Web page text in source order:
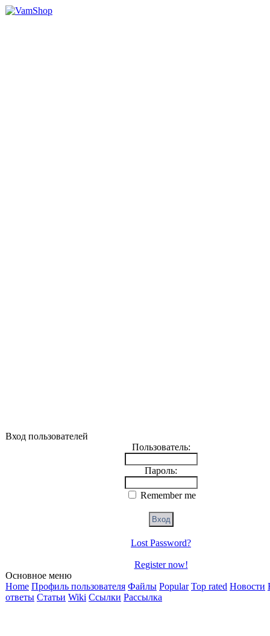
Вход пользователей
Пользователь:
Пароль:
Remember me
Lost Password?
Register now!
Основное меню
Home Профиль пользователя Файлы Popular Top rated Новости
ответы Статьи Wiki Ссылки Рассылка